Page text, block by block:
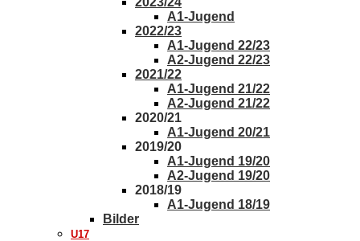
A1-Jugend
2022/23
A1-Jugend 22/23
A2-Jugend 22/23
2021/22
A1-Jugend 21/22
A2-Jugend 21/22
2020/21
A1-Jugend 20/21
2019/20
A1-Jugend 19/20
A2-Jugend 19/20
2018/19
A1-Jugend 18/19
Bilder
U17